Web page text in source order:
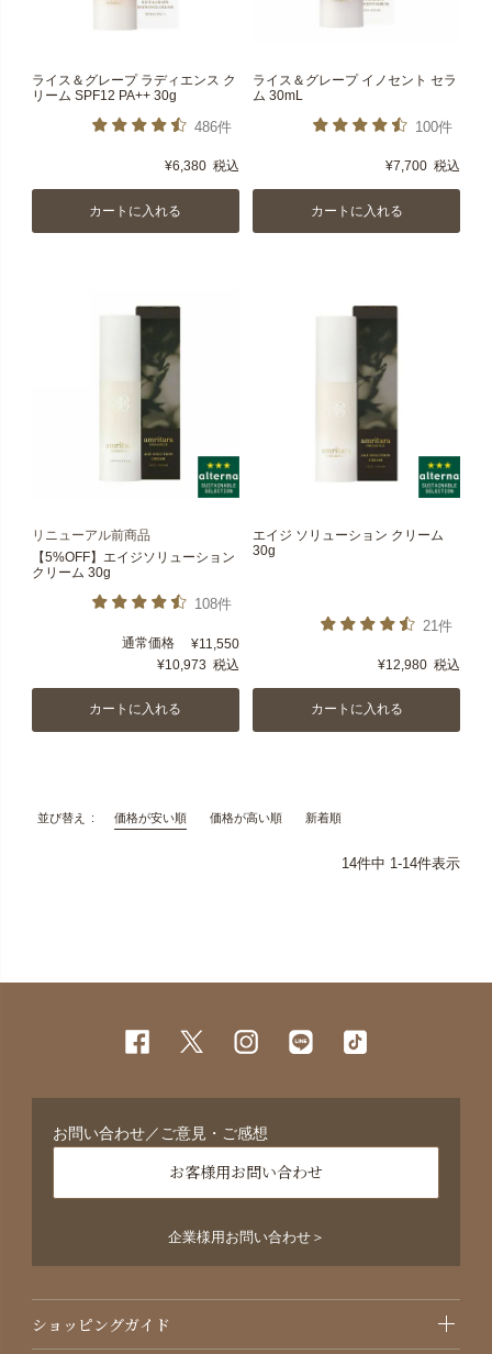
ライス＆グレープ ラディエンス ク
リーム SPF12 PA++ 30g
486件
¥6,380 税込
カートに入れる
ライス＆グレープ イノセント セラ
ム 30mL
100件
¥7,700 税込
カートに入れる
リニューアル前商品
【5%OFF】エイジソリューション
クリーム 30g
108件
通常価格 ¥11,550
¥10,973 税込
カートに入れる
エイジ ソリューション クリーム
30g
21件
¥12,980 税込
カートに入れる
並び替え 価格が安い順 価格が高い順 新着順
14件中 1-14件表示
お問い合わせ／ご意見・ご感想
お客様用お問い合わせ
企業様用お問い合わせ＞
ショッピングガイド